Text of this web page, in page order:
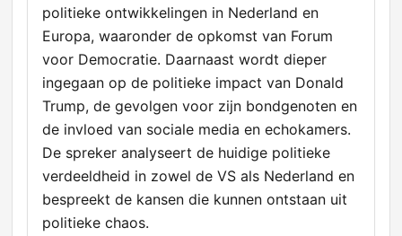
politieke ontwikkelingen in Nederland en
Europa, waaronder de opkomst van Forum
voor Democratie. Daarnaast wordt dieper
ingegaan op de politieke impact van Donald
Trump, de gevolgen voor zijn bondgenoten en
de invloed van sociale media en echokamers.
De spreker analyseert de huidige politieke
verdeeldheid in zowel de VS als Nederland en
bespreekt de kansen die kunnen ontstaan uit
politieke chaos.